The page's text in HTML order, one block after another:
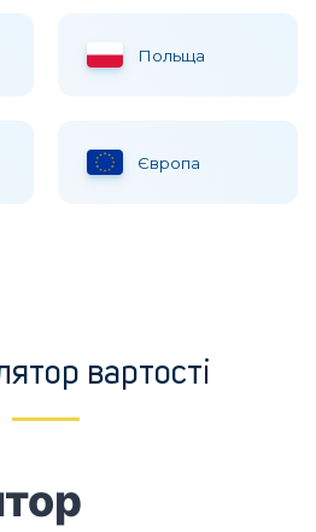
Польща
Європа
вартості